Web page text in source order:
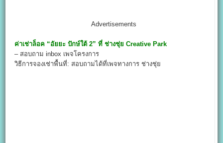
Advertisements
ค่าเช่าล็อค “อัยยะ ปักษ์ใต้ 2” ที่ ช่างชุ่ย Creative Park
– สอบถาม inbox เพจโครงการ
วิธีการจองเช่าพื้นที่: สอบถามได้ที่เพจทางการ ช่างชุ่ย